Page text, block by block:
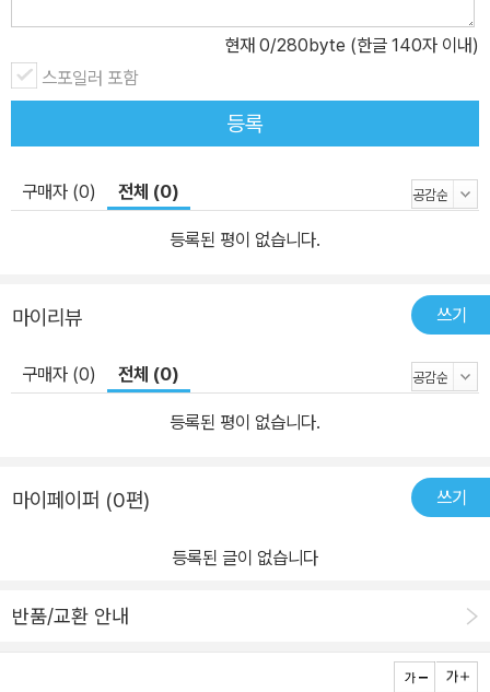
현재 0/280byte (한글 140자 이내)
스포일러 포함
등록
구매자 (0) 전체 (0)
등록된 평이 없습니다.
마이리뷰 쓰기
구매자 (0) 전체 (0)
등록된 평이 없습니다.
마이페이퍼 (0편) 쓰기
등록된 글이 없습니다
반품/교환 안내